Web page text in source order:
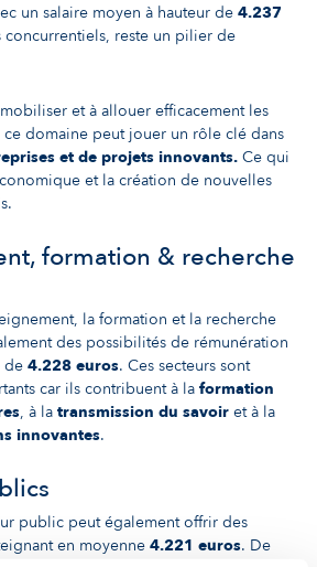
un salaire moyen à hauteur de 4.237
concurrentiels, reste un pilier de
et à allouer efficacement les
ce domaine peut jouer un rôle clé dans
et de projets innovants. Ce qui
et la création de nouvelles
formation & recherche
la formation et la recherche
des possibilités de rémunération
de 4.228 euros. Ces secteurs sont
car ils contribuent à la formation
, à la transmission du savoir et à la
innovantes.
public peut également offrir des
en moyenne 4.221 euros. De